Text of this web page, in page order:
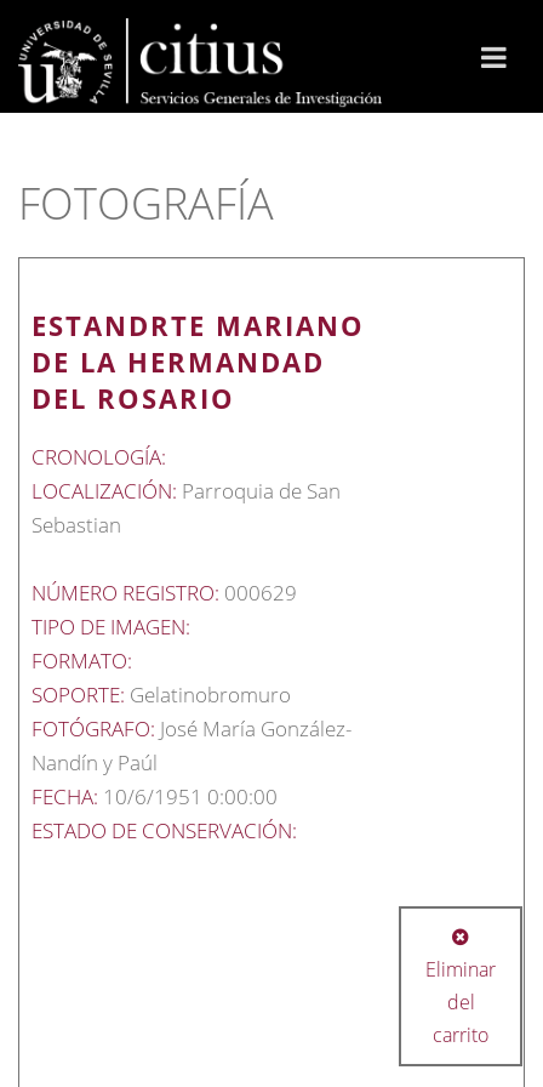
FOTOGRAFÍA
ESTANDRTE MARIANO
DE LA HERMANDAD
DEL ROSARIO
CRONOLOGÍA:
LOCALIZACIÓN: Parroquia de San
Sebastian
NÚMERO REGISTRO: 000629
TIPO DE IMAGEN:
FORMATO:
SOPORTE: Gelatinobromuro
FOTÓGRAFO: José María González-
Nandín y Paúl
FECHA: 10/6/1951 0:00:00
ESTADO DE CONSERVACIÓN:
Eliminar
del
carrito